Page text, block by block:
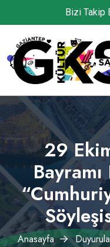
Bizi Takip
29
Anasayfa